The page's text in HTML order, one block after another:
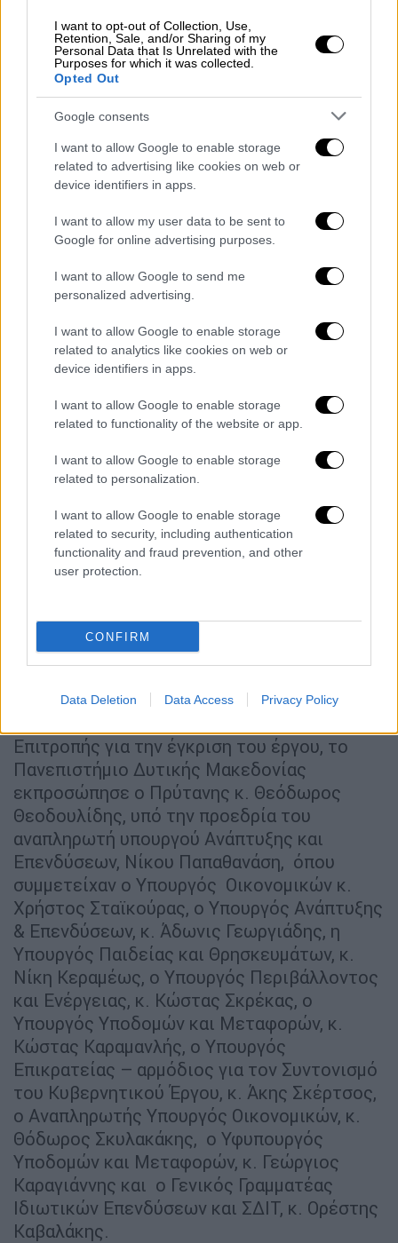
I want to opt-out of Collection, Use,
Retention, Sale, and/or Sharing of my
Personal Data that Is Unrelated with the
Purposes for which it was collected.
Opted Out
Google consents
I want to allow Google to enable storage
related to advertising like cookies on web or
device identifiers in apps.
I want to allow my user data to be sent to
Google for online advertising purposes.
I want to allow Google to send me
personalized advertising.
I want to allow Google to enable storage
related to analytics like cookies on web or
device identifiers in apps.
I want to allow Google to enable storage
related to functionality of the website or app.
I want to allow Google to enable storage
related to personalization.
I want to allow Google to enable storage
related to security, including authentication
functionality and fraud prevention, and other
user protection.
CONFIRM
Data Deletion Data Access Privacy Policy
νέου συνεδριακού κέντρου εντάσσεται στην
υλοποιούμενη στρατηγική των Πρυτανικών
Αρχών για τη διεθνοποίηση και την
εξωστρέφεια και ενισχύει τον κεντρικό
στόχο του Πανεπιστημίου για την παροχή
υψηλού επιπέδου εκπαίδευσης. Η
δημιουργία υψηλού επιπέδου κτιριακών
υποδομών στο Πανεπιστήμιο Δυτικής
συμβάλλει στην ανάπτυξη μίας
ολοκληρωμένης πανεπιστημιακής
κοινότητας,
τουαυξανόμενου αριθμού των
εισακτέων φοιτητών,
σίτισης των δικαιούχων φοιτητών, στο
πλαίσιο της κοινωνικής πολιτικής του
Πανεπιστημίου, αντιμετωπίζοντας
ταυτόχρονατον κατακερματισμό των
διασφαλίζει την απρόσκοπτη πρόσβαση
στην Ανώτατη Εκπαίδευση φοιτητών με
περιορισμένες οικονομικές
εξασφαλίζει την εξοικονόμηση
σημαντικών πόρων από τη μείωση του
αριθμού των μισθώσεων χώρων και των
Επιτροπής για την έγκριση του έργου, το
Πανεπιστήμιο Δυτικής Μακεδονίας
εκπροσώπησε ο Πρύτανης κ. Θεόδωρος
Θεοδουλίδης, υπό την προεδρία του
αναπληρωτή υπουργού Ανάπτυξης και
Επενδύσεων, Νίκου Παπαθανάση, όπου
συμμετείχαν ο Υπουργός Οικονομικών κ.
Χρήστος Σταϊκούρας, ο Υπουργός Ανάπτυξης
& Επενδύσεων, κ. Άδωνις Γεωργιάδης, η
Υπουργός Παιδείας και Θρησκευμάτων, κ.
Νίκη Κεραμέως, ο Υπουργός Περιβάλλοντος
και Ενέργειας, κ. Κώστας Σκρέκας, ο
Υπουργός Υποδομών και Μεταφορών, κ.
Κώστας Καραμανλής, o Υπουργός
Επικρατείας – αρμόδιος για τον Συντονισμό
του Κυβερνητικού Έργου, κ. Άκης Σκέρτσος,
ο Αναπληρωτής Υπουργός Οικονομικών, κ.
Θόδωρος Σκυλακάκης, ο Υφυπουργός
Υποδομών και Μεταφορών, κ. Γεώργιος
Καραγιάννης και ο Γενικός Γραμματέας
Ιδιωτικών Επενδύσεων και ΣΔΙΤ, κ. Ορέστης
Καβαλάκης.